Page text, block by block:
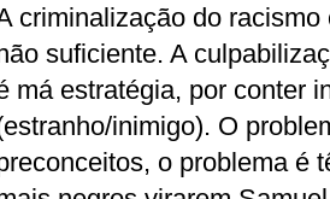
criminalização do
suficiente. A
má estratégia, por conter
inimigo). O
o problema é